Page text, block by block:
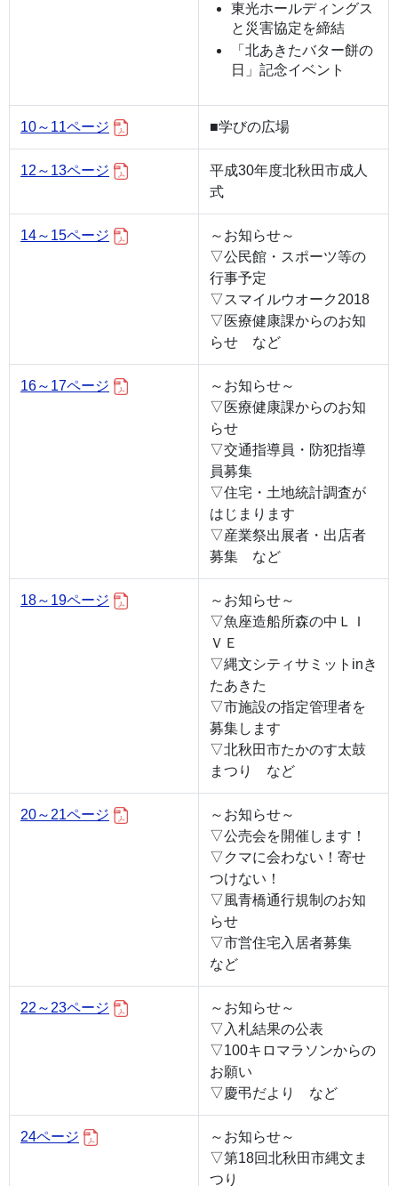
東光ホールディングス
と災害協定を締結
「北あきたバター餅の
日」記念イベント
10～11ページ ■学びの広場
12～13ページ
平成30年度北秋田市成人
式
14～15ページ
～お知らせ～
▽公民館・スポーツ等の
行事予定
▽スマイルウオーク2018
▽医療健康課からのお知
らせ など
16～17ページ
～お知らせ～
▽医療健康課からのお知
らせ
▽交通指導員・防犯指導
員募集
▽住宅・土地統計調査が
はじまります
▽産業祭出展者・出店者
募集 など
18～19ページ
～お知らせ～
▽魚座造船所森の中ＬＩ
ＶＥ
▽縄文シティサミットinき
たあきた
▽市施設の指定管理者を
募集します
▽北秋田市たかのす太鼓
まつり など
20～21ページ
～お知らせ～
▽公売会を開催します！
▽クマに会わない！寄せ
つけない！
▽風青橋通行規制のお知
らせ
▽市営住宅入居者募集
など
22～23ページ
～お知らせ～
▽入札結果の公表
▽100キロマラソンからの
お願い
▽慶弔だより など
24ページ
～お知らせ～
▽第18回北秋田市縄文ま
つり